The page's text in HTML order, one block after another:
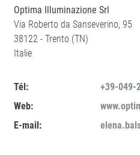
Optima Illuminazione Srl
Via Roberto da Sanseverino, 95
38122 - Trento (TN)
Italie
Tél:
+39-049-
Web:
E-mail: